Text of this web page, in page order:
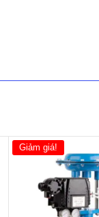
Giảm giá!